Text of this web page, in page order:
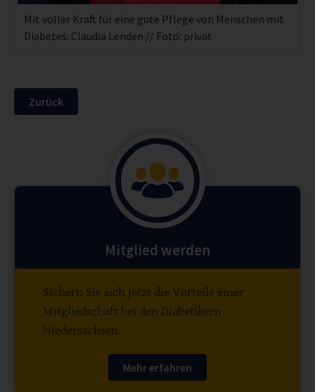
Mit voller Kraft für eine gute Pflege von Menschen mit
Diabetes: Claudia Lenden // Foto: privat
Zurück
Mitglied werden
Sichern Sie sich jetzt die Vorteile einer
Mitgliedschaft bei den Diabetikern
Niedersachsen.
Mehr erfahren